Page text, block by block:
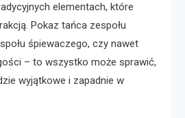
elementach, które
Pokaz tańca zespołu
śpiewaczego, czy nawet
– to wszystko może sprawić,
wyjątkowe i zapadnie w